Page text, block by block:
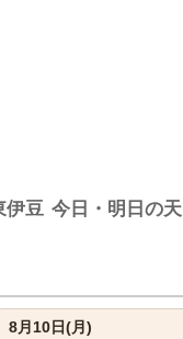
伊豆 今日・明日の天
8月10日(月)